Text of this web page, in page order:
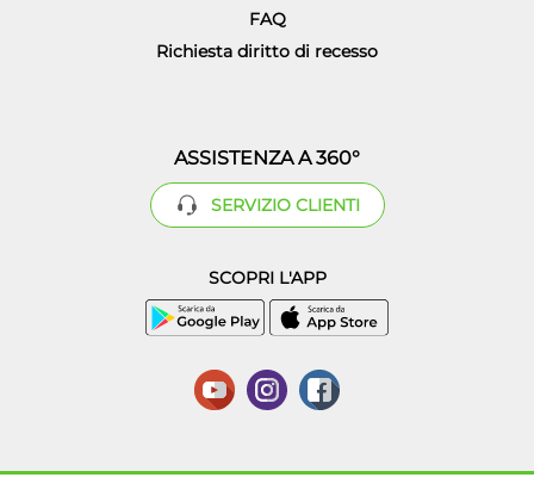
FAQ
Richiesta diritto di recesso
ASSISTENZA A 360°
SERVIZIO CLIENTI
SCOPRI L'APP